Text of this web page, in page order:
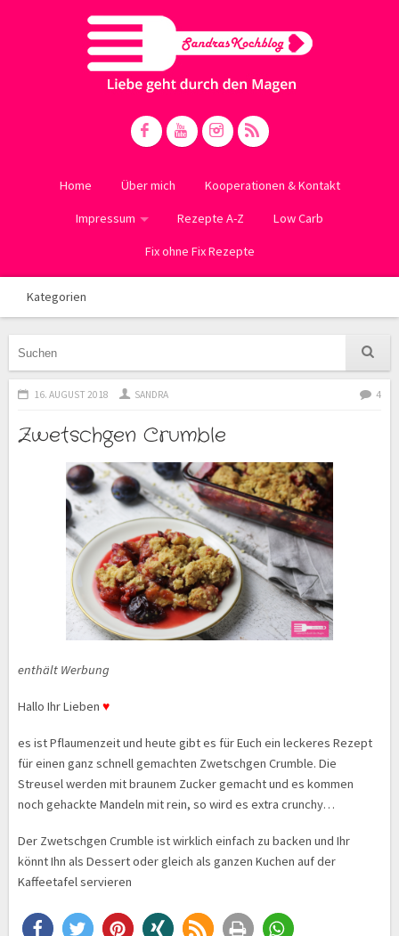
Home Über mich Kooperationen & Kontakt
Impressum Rezepte A-Z Low Carb
Fix ohne Fix Rezepte
Kategorien
16. AUGUST 2018 SANDRA 4
Zwetschgen Crumble
enthält Werbung
Hallo Ihr Lieben ♥
es ist Pflaumenzeit und heute gibt es für Euch ein leckeres Rezept
für einen ganz schnell gemachten Zwetschgen Crumble. Die
Streusel werden mit braunem Zucker gemacht und es kommen
noch gehackte Mandeln mit rein, so wird es extra crunchy…
Der Zwetschgen Crumble ist wirklich einfach zu backen und Ihr
könnt Ihn als Dessert oder gleich als ganzen Kuchen auf der
Kaffeetafel servieren